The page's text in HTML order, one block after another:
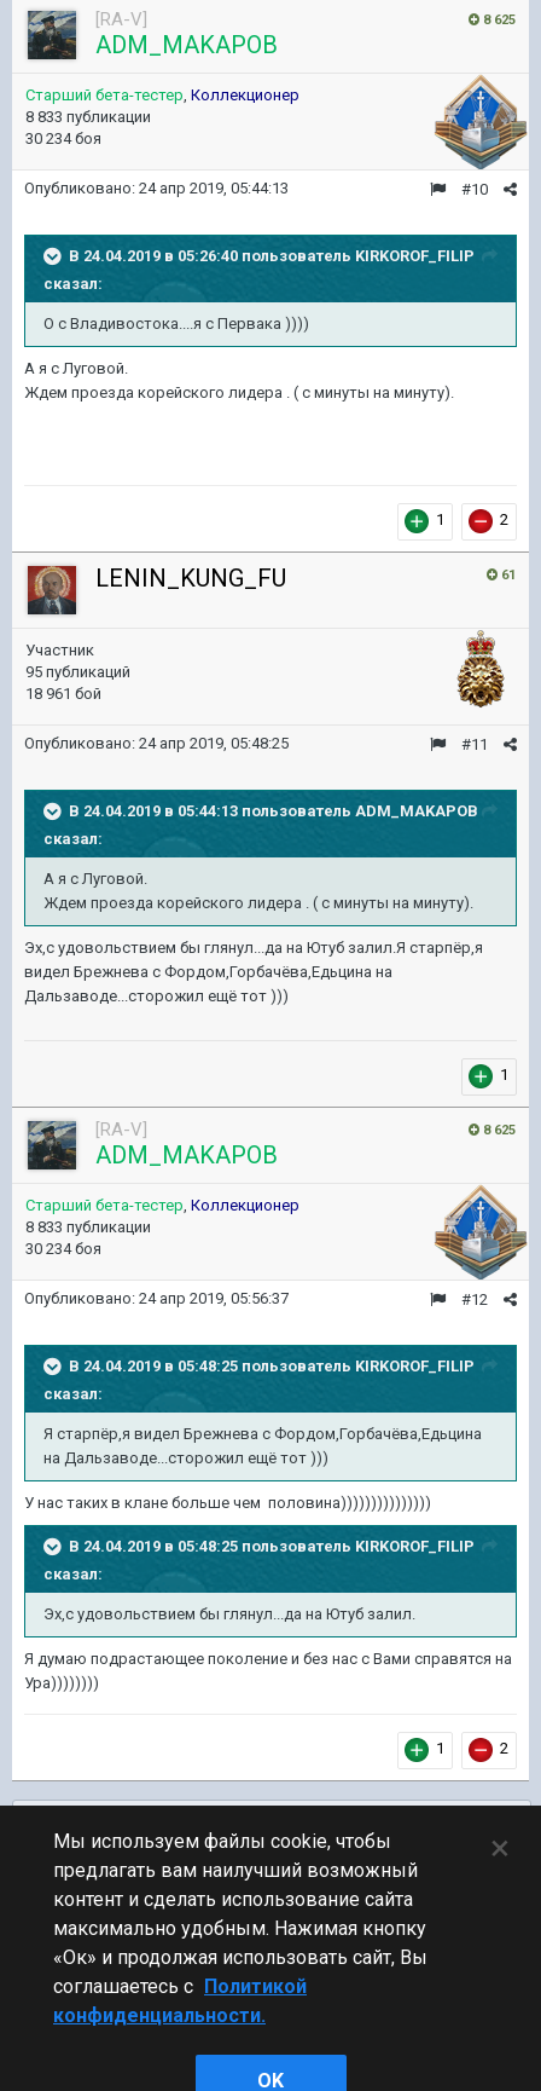
8 625
[RA-V]
ADM_MAKAPOB
Старший бета-тестер, Коллекционер
8 833 публикации
30 234 боя
#10
Опубликовано: 24 апр 2019, 05:44:13
В 24.04.2019 в 05:26:40 пользователь KIRKOROF_FILIP
сказал:
О с Владивостока....я с Первака ))))
А я с Луговой.
Ждем проезда корейского лидера . ( с минуты на минуту).
1 2
61
LENIN_KUNG_FU
Участник
95 публикаций
18 961 бой
#11
Опубликовано: 24 апр 2019, 05:48:25
В 24.04.2019 в 05:44:13 пользователь ADM_MAKAPOB
сказал:
А я с Луговой.
Ждем проезда корейского лидера . ( с минуты на минуту).
Эх,с удовольствием бы глянул...да на Ютуб залил.Я старпёр,я
видел Брежнева с Фордом,Горбачёва,Едьцина на
Дальзаводе...сторожил ещё тот )))
1
8 625
[RA-V]
ADM_MAKAPOB
Старший бета-тестер, Коллекционер
8 833 публикации
30 234 боя
#12
Опубликовано: 24 апр 2019, 05:56:37
В 24.04.2019 в 05:48:25 пользователь KIRKOROF_FILIP
сказал:
Я старпёр,я видел Брежнева с Фордом,Горбачёва,Едьцина
на Дальзаводе...сторожил ещё тот )))
У нас таких в клане больше чем половина)))))))))))))))
В 24.04.2019 в 05:48:25 пользователь KIRKOROF_FILIP
сказал:
Эх,с удовольствием бы глянул...да на Ютуб залил.
Я думаю подрастающее поколение и без нас с Вами справятся на
Ура))))))))
1 2
ПЕРЕЙТИ К СПИСКУ ТЕМ
Обсуждение Мира Кораблей
Стиль
Мы используем файлы cookie, чтобы
предлагать вам наилучший возможный
контент и сделать использование сайта
максимально удобным. Нажимая кнопку
«Ок» и продолжая использовать сайт, Вы
соглашаетесь с Политикой
конфиденциальности.
OK
×